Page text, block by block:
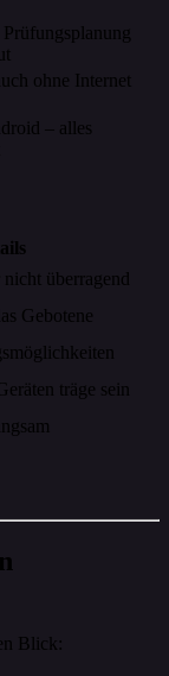
ohne Internet
– alles
überragend
Gebotene
träge sein
Blick: